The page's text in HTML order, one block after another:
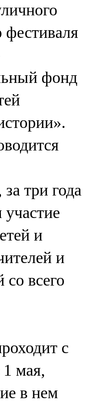
фестиваля
фонд
три года
и
и
со всего
с
мая,
в нем